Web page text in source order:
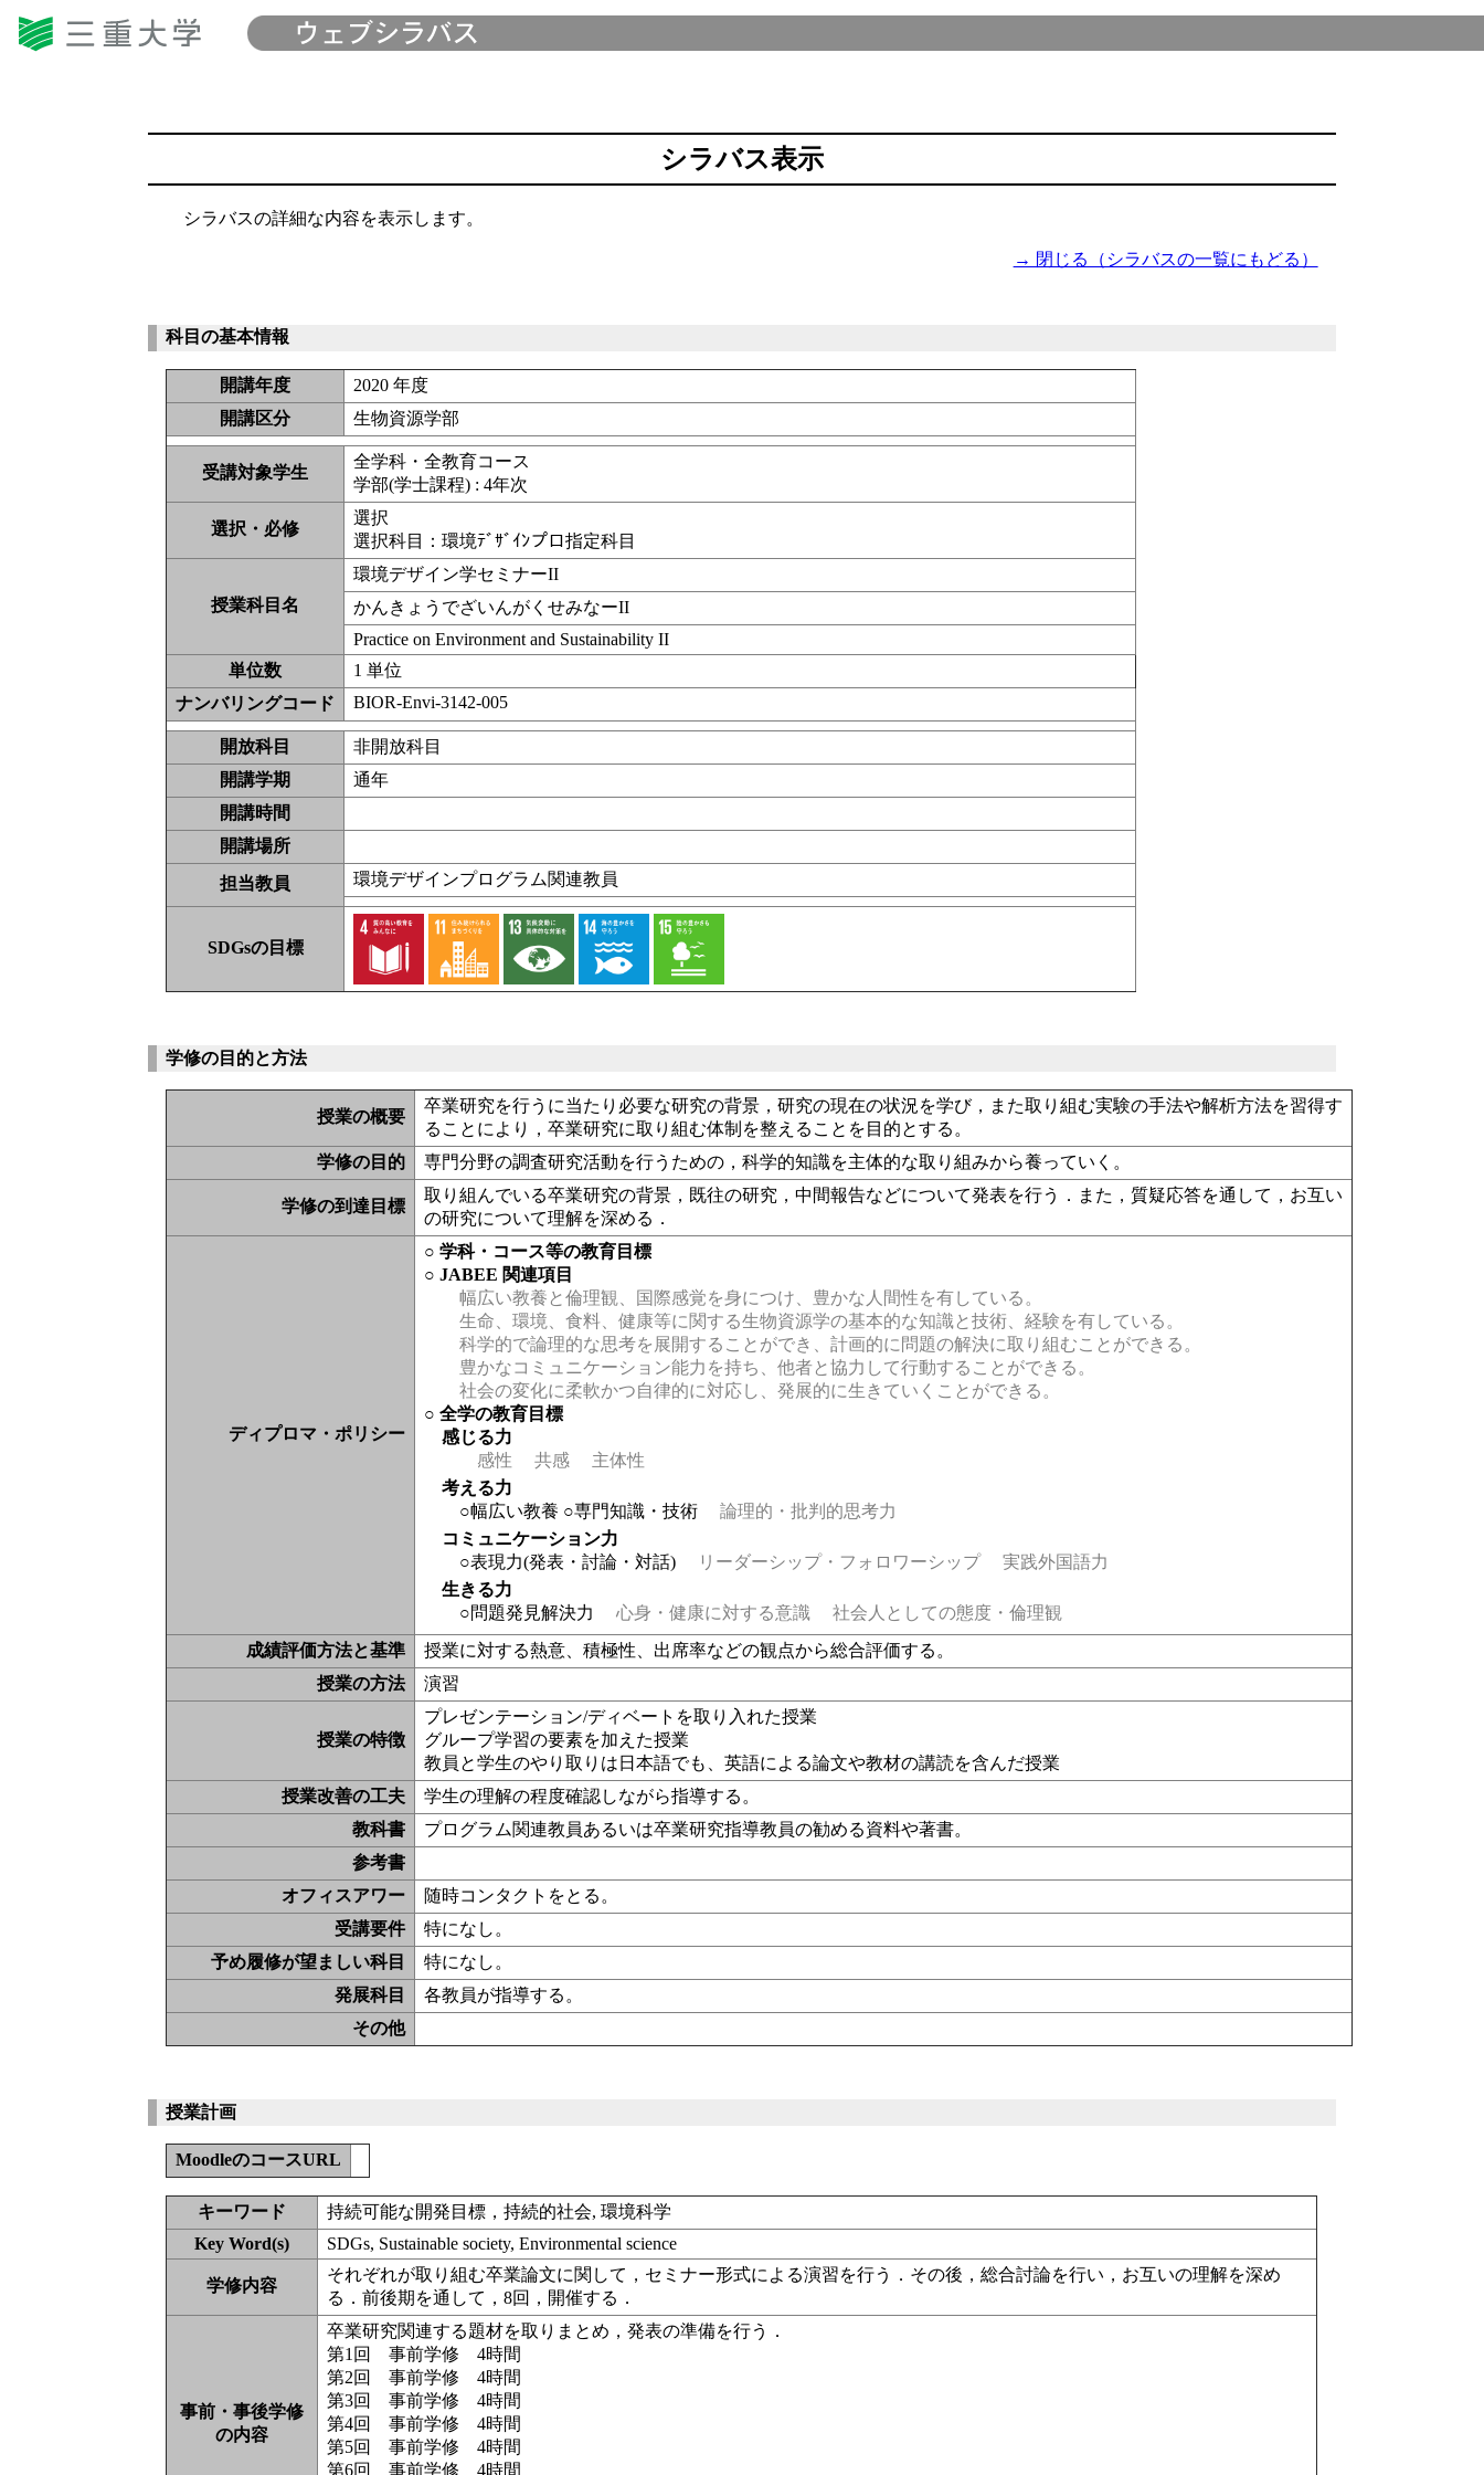
シラバス表示
シラバスの詳細な内容を表示します。
→ 閉じる（シラバスの一覧にもどる）
科目の基本情報
開講年度
2020 年度
開講区分
生物資源学部
受講対象学生
全学科・全教育コース
学部(学士課程) : 4年次
選択・必修
選択
選択科目：環境ﾃﾞｻﾞｲﾝプロ指定科目
授業科目名
環境デザイン学セミナーII
かんきょうでざいんがくせみなーII
Practice on Environment and Sustainability II
単位数
1 単位
ナンバリングコード
BIOR-Envi-3142-005
開放科目
非開放科目
開講学期
通年
開講時間
開講場所
担当教員
環境デザインプログラム関連教員
SDGsの目標
学修の目的と方法
授業の概要
卒業研究を行うに当たり必要な研究の背景，研究の現在の状況を学び，また取り組む実験の手法や解析方法を習得す
ることにより，卒業研究に取り組む体制を整えることを目的とする。
学修の目的
専門分野の調査研究活動を行うための，科学的知識を主体的な取り組みから養っていく。
学修の到達目標
取り組んでいる卒業研究の背景，既往の研究，中間報告などについて発表を行う．また，質疑応答を通して，お互い
の研究について理解を深める．
ディプロマ・ポリシー
○ 学科・コース等の教育目標
○ JABEE 関連項目
幅広い教養と倫理観、国際感覚を身につけ、豊かな人間性を有している。
生命、環境、食料、健康等に関する生物資源学の基本的な知識と技術、経験を有している。
科学的で論理的な思考を展開することができ、計画的に問題の解決に取り組むことができる。
豊かなコミュニケーション能力を持ち、他者と協力して行動することができる。
社会の変化に柔軟かつ自律的に対応し、発展的に生きていくことができる。
○ 全学の教育目標
感じる力
感性
共感
主体性
考える力
○幅広い教養 ○専門知識・技術
論理的・批判的思考力
コミュニケーション力
○表現力(発表・討論・対話)
リーダーシップ・フォロワーシップ
実践外国語力
生きる力
○問題発見解決力
心身・健康に対する意識
社会人としての態度・倫理観
成績評価方法と基準
授業に対する熱意、積極性、出席率などの観点から総合評価する。
授業の方法
演習
授業の特徴
プレゼンテーション/ディベートを取り入れた授業
グループ学習の要素を加えた授業
教員と学生のやり取りは日本語でも、英語による論文や教材の講読を含んだ授業
授業改善の工夫
学生の理解の程度確認しながら指導する。
教科書
プログラム関連教員あるいは卒業研究指導教員の勧める資料や著書。
参考書
オフィスアワー
随時コンタクトをとる。
受講要件
特になし。
予め履修が望ましい科目
特になし。
発展科目
各教員が指導する。
その他
授業計画
MoodleのコースURL
キーワード
持続可能な開発目標，持続的社会, 環境科学
Key Word(s)
SDGs, Sustainable society, Environmental science
学修内容
それぞれが取り組む卒業論文に関して，セミナー形式による演習を行う．その後，総合討論を行い，お互いの理解を深め
る．前後期を通して，8回，開催する．
事前・事後学修
の内容
卒業研究関連する題材を取りまとめ，発表の準備を行う．
第1回 事前学修 4時間
第2回 事前学修 4時間
第3回 事前学修 4時間
第4回 事前学修 4時間
第5回 事前学修 4時間
第6回 事前学修 4時間